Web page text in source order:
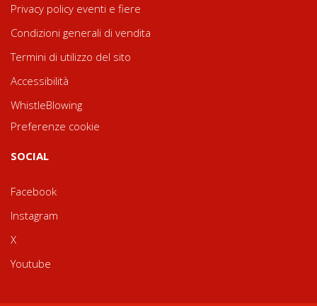
Privacy policy eventi e fiere
Condizioni generali di vendita
Termini di utilizzo del sito
Accessibilità
WhistleBlowing
Preferenze cookie
SOCIAL
Facebook
Instagram
X
Youtube